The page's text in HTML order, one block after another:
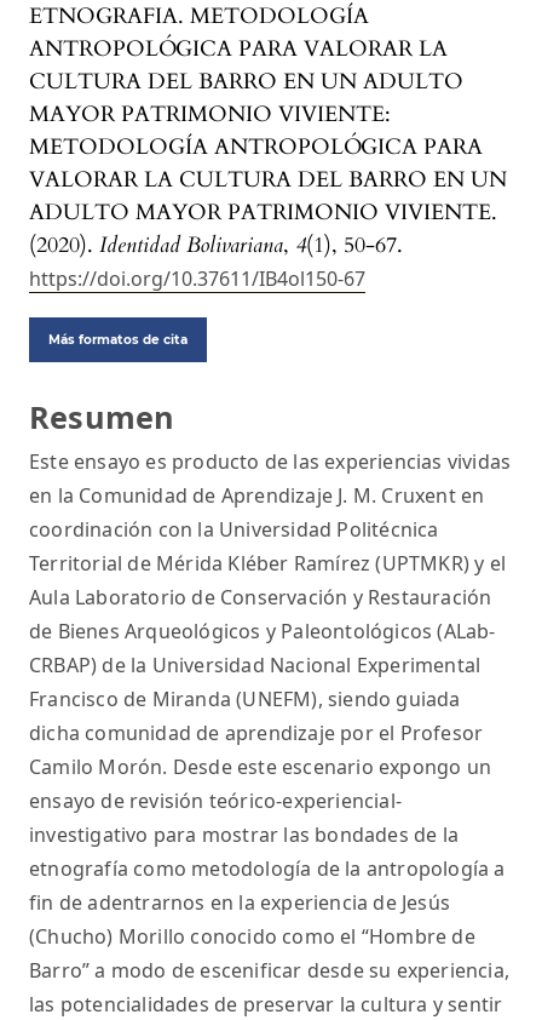
ETNOGRAFIA. METODOLOGÍA
ANTROPOLÓGICA PARA VALORAR LA
CULTURA DEL BARRO EN UN ADULTO
MAYOR PATRIMONIO VIVIENTE:
METODOLOGÍA ANTROPOLÓGICA PARA
VALORAR LA CULTURA DEL BARRO EN UN
ADULTO MAYOR PATRIMONIO VIVIENTE.
(2020). Identidad Bolivariana, 4(1), 50-67.
https://doi.org/10.37611/IB4ol150-67
Más formatos de cita
Resumen
Este ensayo es producto de las experiencias vividas
en la Comunidad de Aprendizaje J. M. Cruxent en
coordinación con la Universidad Politécnica
Territorial de Mérida Kléber Ramírez (UPTMKR) y el
Aula Laboratorio de Conservación y Restauración
de Bienes Arqueológicos y Paleontológicos (ALab-
CRBAP) de la Universidad Nacional Experimental
Francisco de Miranda (UNEFM), siendo guiada
dicha comunidad de aprendizaje por el Profesor
Camilo Morón. Desde este escenario expongo un
ensayo de revisión teórico-experiencial-
investigativo para mostrar las bondades de la
etnografía como metodología de la antropología a
fin de adentrarnos en la experiencia de Jesús
(Chucho) Morillo conocido como el “Hombre de
Barro” a modo de escenificar desde su experiencia,
las potencialidades de preservar la cultura y sentir